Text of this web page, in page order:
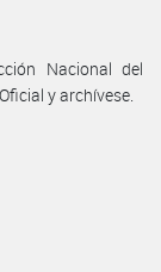
Nacional del
y archívese.